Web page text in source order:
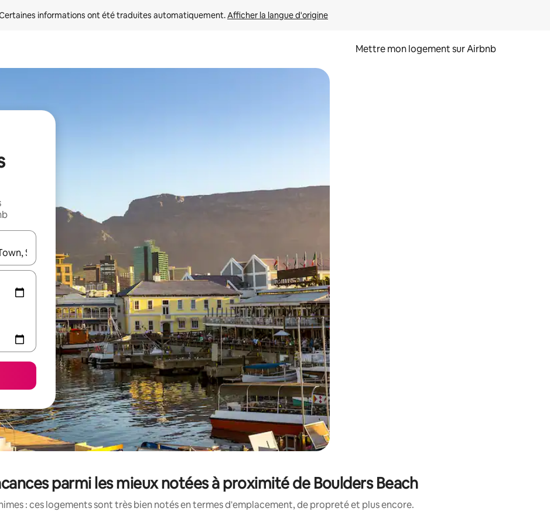
informations ont été traduites automatiquement. Afficher la langue d'origine
Mettre mon logement sur Airbnb
vers le haut et vers le bas pour les parcourir ou en appuyant et en faisant glisser.
parmi les mieux notées à proximité de Boulders Beach
: ces logements sont très bien notés en termes d'emplacement, de propreté et plus encore.